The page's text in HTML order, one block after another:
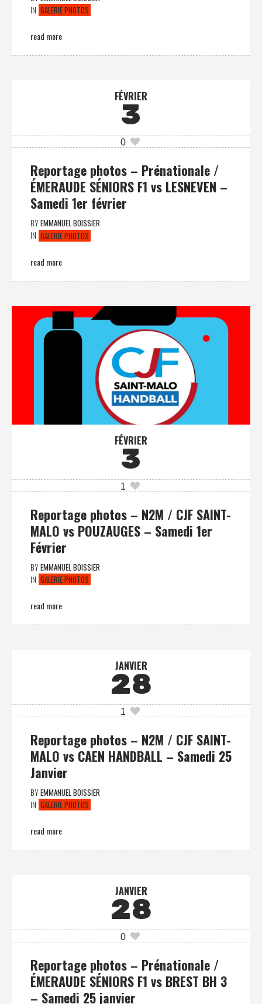
IN GALERIE PHOTOS
read more
FÉVRIER
3
0
Reportage photos – Prénationale /
ÉMERAUDE SÉNIORS F1 vs LESNEVEN –
Samedi 1er février
BYEMMANUEL BOISSIER
IN GALERIE PHOTOS
read more
FÉVRIER
3
1
Reportage photos – N2M / CJF SAINT-
MALO vs POUZAUGES – Samedi 1er
Février
BYEMMANUEL BOISSIER
IN GALERIE PHOTOS
read more
JANVIER
28
1
Reportage photos – N2M / CJF SAINT-
MALO vs CAEN HANDBALL – Samedi 25
Janvier
BYEMMANUEL BOISSIER
IN GALERIE PHOTOS
read more
JANVIER
28
0
Reportage photos – Prénationale /
ÉMERAUDE SÉNIORS F1 vs BREST BH 3
– Samedi 25 janvier